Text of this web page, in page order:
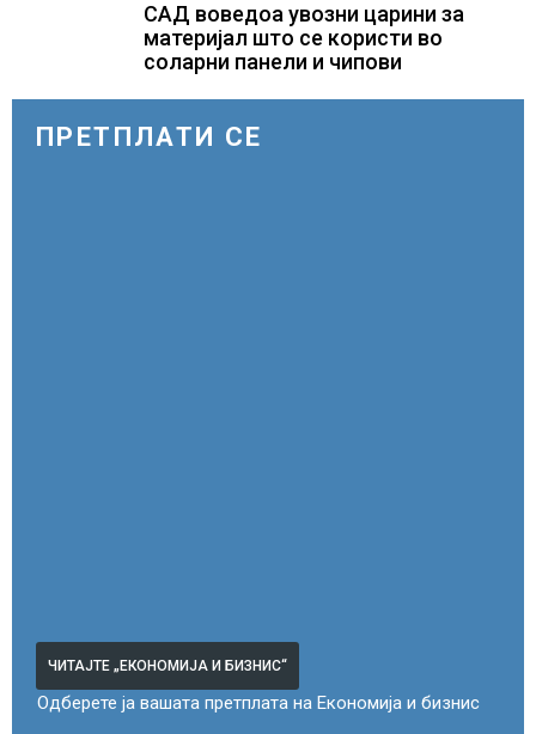
САД воведоа увозни царини за
материјал што се користи во
соларни панели и чипови
ПРЕТПЛАТИ СЕ
ЧИТАЈТЕ „ЕКОНОМИЈА И БИЗНИС“
Одберете ја вашата претплата на Економија и бизнис